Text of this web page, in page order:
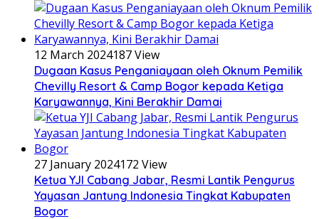
12 March 2024187 View
Dugaan Kasus Penganiayaan oleh Oknum Pemilik
Chevilly Resort & Camp Bogor kepada Ketiga
Karyawannya, Kini Berakhir Damai
27 January 2024172 View
Ketua YJI Cabang Jabar, Resmi Lantik Pengurus
Yayasan Jantung Indonesia Tingkat Kabupaten
Bogor